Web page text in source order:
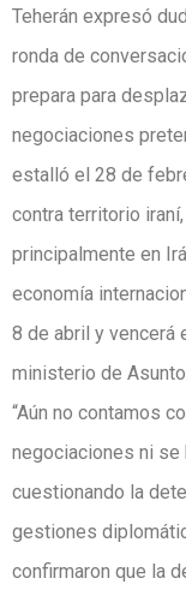
Teherán expresó
ronda de
prepara para
negociaciones
estalló el 28 de
contra territorio
principalmente en
economía
8 de abril y vencerá
ministerio de
“Aún no contamos
negociaciones ni se
cuestionando la
gestiones
confirmaron que la